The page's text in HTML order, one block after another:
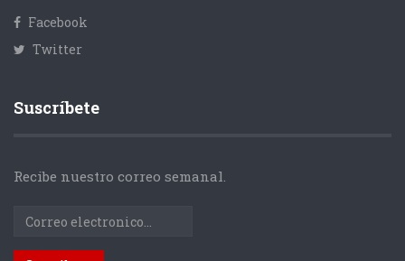
Facebook
Twitter
Suscríbete
Recibe nuestro correo semanal.